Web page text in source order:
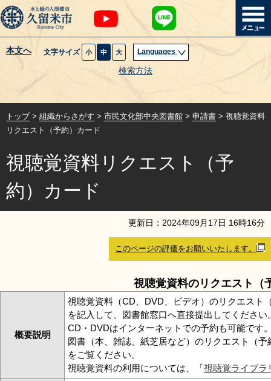
本文へ 文字サイズ 小 中 大 Languages
検索方法
暮らし・届出
健康・医療・福祉
観光魅力・イベント
創業・産業・ビジネス
組織から探す
利用ガイド
プライバシーポリシー
サイトについて
閉じる
トップ> 組織からさがす > 市民文化部中央図書館 > 申請書 > 視聴覚資料
リクエスト（予約）カード
視聴覚資料リクエスト（予
約）カード
更新日： 2024年09月 17日 16時16分
このページの評価をお願いいたします。
視聴覚資料のリクエスト（
概要説明
視聴覚資料（CD、DVD、ビデオ）のリクエスト
を記入して、図書館窓口へ直接提出してください
CD・DVDはインターネットでの予約も可能です
図書（本、雑誌、紙芝居など）のリクエスト（予
をご覧ください。
視聴覚資料の利用については、「視聴覚ライブラ